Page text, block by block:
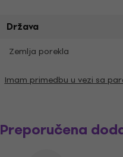
Država
Zemlja porekla
Imam primedbu u vezi sa
Preporučena